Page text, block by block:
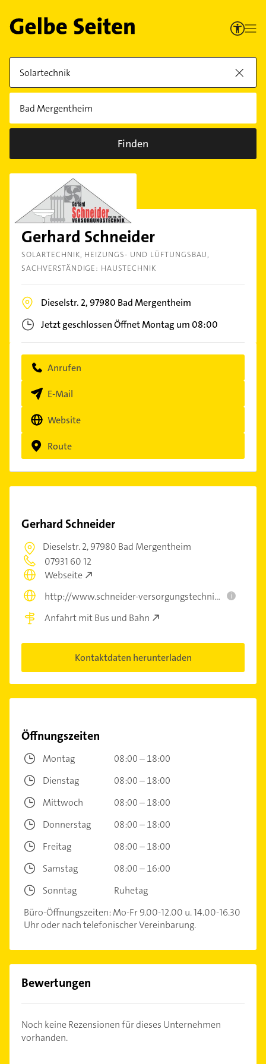
Finden
Gerhard Schneider
SOLARTECHNIK HEIZUNGS- UND LÜFTUNGSBAU
SACHVERSTÄNDIGE: HAUSTECHNIK
Dieselstr. 2,97980 Bad Mergentheim
Jetzt geschlossenÖffnet Montag um 08:00
Anrufen
E-Mail
Website
Route
Gerhard Schneider
Dieselstr. 2,97980 Bad Mergentheim
07931 60 12
Webseite
http://www.schneider-versorgungstechnik.de
i
Anfahrt mit Bus und Bahn
Kontaktdaten herunterladen
Öffnungszeiten
Montag
08:00 – 18:00
Dienstag
08:00 – 18:00
Mittwoch
08:00 – 18:00
Donnerstag
08:00 – 18:00
Freitag
08:00 – 18:00
Samstag
08:00 – 16:00
Sonntag
Ruhetag
Büro-Öffnungszeiten: Mo-Fr 9.00-12.00 u. 14.00-16.30
Uhr oder nach telefonischer Vereinbarung.
Bewertungen
Noch keine Rezensionen für dieses Unternehmen
vorhanden.